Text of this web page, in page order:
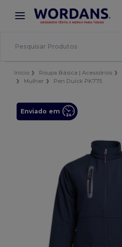
× App Wordans
Melhores preços na app!
Início Roupa Básica | Acessórios
Mulher
Pen Duick PK775
Enviado em